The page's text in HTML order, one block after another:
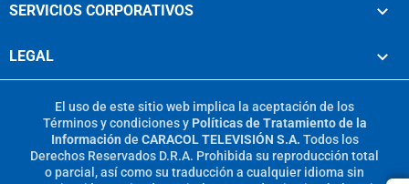
SERVICIOS CORPORATIVOS
LEGAL
El uso de este sitio web implica la aceptación de los
Términos y condicionesy Políticas de Tratamiento de la
Información de CARACOL TELEVISIÓN S.A. Todos los
Derechos Reservados D.R.A. Prohibida su reproducción total
o parcial, así como su traducción a cualquier idioma sin